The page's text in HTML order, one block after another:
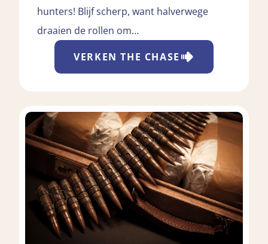
hunters! Blijf scherp, want halverwege
draaien de rollen om…
VERKENTHE CHASE